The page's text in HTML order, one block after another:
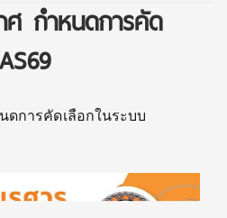
ศ กำหนดการคัด
ดการคัดเลือกในระบบ